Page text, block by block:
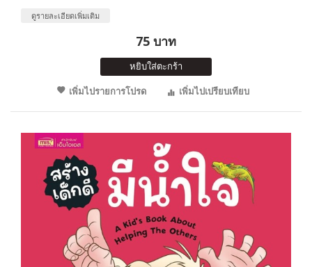
ดูรายละเอียดเพิ่มเติม
75 บาท
หยิบใส่ตะกร้า
เพิ่มไปรายการโปรด
เพิ่มไปเปรียบเทียบ